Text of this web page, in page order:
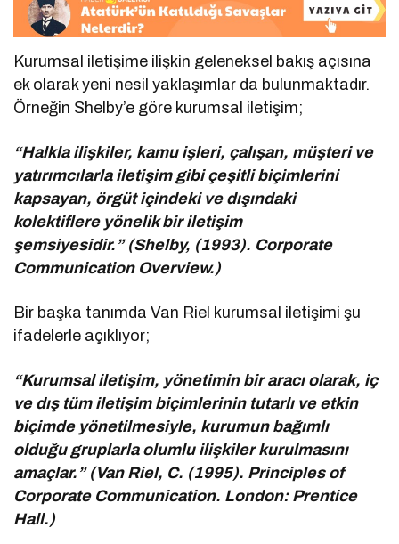
Kurumsal iletişime ilişkin geleneksel bakış açısına
ek olarak yeni nesil yaklaşımlar da bulunmaktadır.
Örneğin Shelby’e göre kurumsal iletişim;
“Halkla ilişkiler, kamu işleri, çalışan, müşteri ve
yatırımcılarla iletişim gibi çeşitli biçimlerini
kapsayan, örgüt içindeki ve dışındaki
kolektiflere yönelik bir iletişim
şemsiyesidir.” (Shelby, (1993). Corporate
Communication Overview.)
Bir başka tanımda Van Riel kurumsal iletişimi şu
ifadelerle açıklıyor;
“Kurumsal iletişim, yönetimin bir aracı olarak, iç
ve dış tüm iletişim biçimlerinin tutarlı ve etkin
biçimde yönetilmesiyle, kurumun bağımlı
olduğu gruplarla olumlu ilişkiler kurulmasını
amaçlar.” (Van Riel, C. (1995). Principles of
Corporate Communication. London: Prentice
Hall.)